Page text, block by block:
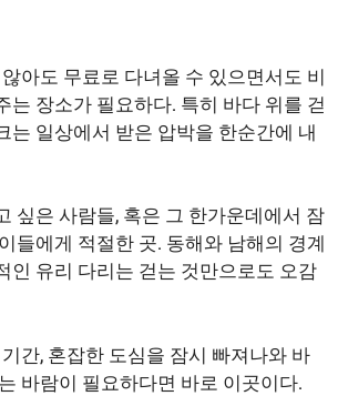
아도 무료로 다녀올 수 있으면서도 비
는 장소가 필요하다. 특히 바다 위를 걷
는 일상에서 받은 압박을 한순간에 내
싶은 사람들, 혹은 그 한가운데에서 잠
들에게 적절한 곳. 동해와 남해의 경계
인 유리 다리는 걷는 것만으로도 오감
간, 혼잡한 도심을 잠시 빠져나와 바
바람이 필요하다면 바로 이곳이다.